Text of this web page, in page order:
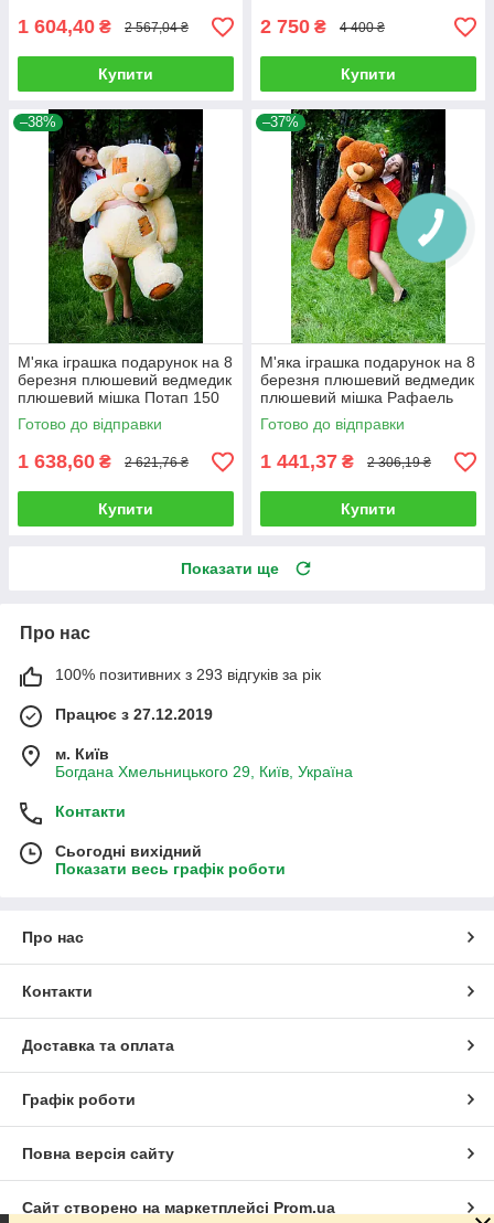
1 604,40 ₴ 2 567,04 ₴
Купити
2 750 ₴ 4 400 ₴
Купити
–38%
М'яка іграшка подарунок на 8
березня плюшевий ведмедик
плюшевий мішка Потап 150
см Кремовий
Готово до відправки
1 638,60 ₴ 2 621,76 ₴
Купити
–37%
М'яка іграшка подарунок на 8
березня плюшевий ведмедик
плюшевий мішка Рафаель
140 см Коричневий
Готово до відправки
1 441,37 ₴ 2 306,19 ₴
Купити
Показати ще
Про нас
100% позитивних з 293 відгуків за рік
Працює з 27.12.2019
м. Київ
Богдана Хмельницького 29, Київ, Україна
Контакти
Сьогодні вихідний
Показати весь графік роботи
Про нас
Контакти
Доставка та оплата
Графік роботи
Повна версія сайту
Сайт створено на маркетплейсі Prom.ua